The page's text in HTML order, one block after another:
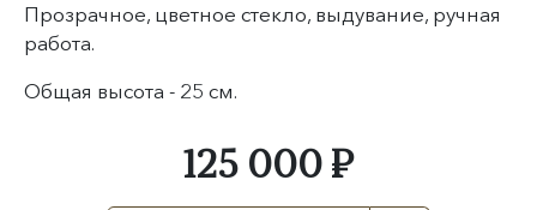
Прозрачное, цветное стекло, выдувание, ручная
работа.
Общая высота - 25 см.
125 000 ₽